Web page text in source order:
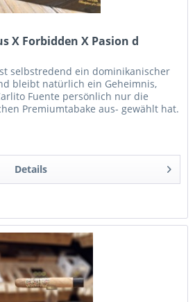
X Forbidden X Pasion d
selbstredend ein dominikanischer
bleibt natürlich ein Geheimnis,
Fuente persönlich nur die
Premiumtabake aus- gewählt hat.
Details